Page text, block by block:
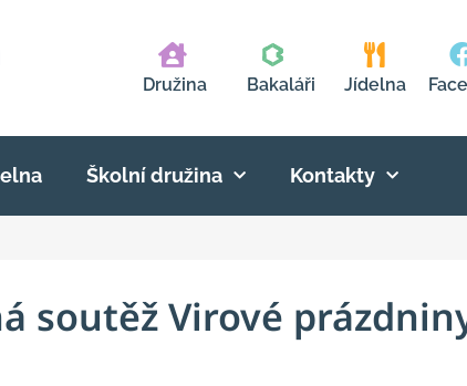
Družina Bakaláři Jídelna
Školní družina Kontakty
soutěž Virové